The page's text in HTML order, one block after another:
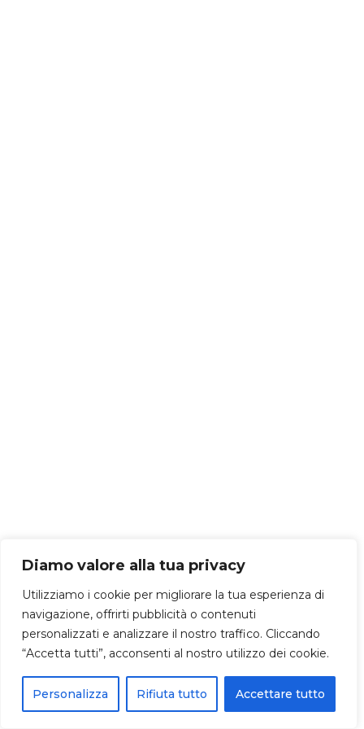
Diamo valore alla tua privacy
Utilizziamo i cookie per migliorare la tua esperienza di
navigazione, offrirti pubblicità o contenuti
personalizzati e analizzare il nostro traffico. Cliccando
“Accetta tutti”, acconsenti al nostro utilizzo dei cookie.
Personalizza Rifiuta tutto Accettare tutto